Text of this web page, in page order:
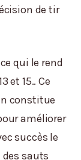
de tir
qui le rend
et 15.. Ce
constitue
améliorer
succès le
sauts